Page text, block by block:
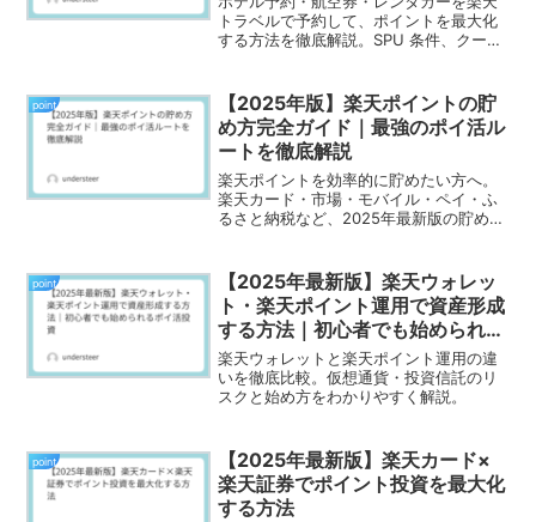
トラベルで予約して、ポイントを最大化
する方法を徹底解説。SPU 条件、クーポ
point
【2025年版】楽天ポイントの貯
め方完全ガイド｜最強のポイ活ル
ートを徹底解説
楽天ポイントを効率的に貯めたい方へ。
楽天カード・市場・モバイル・ペイ・ふ
るさと納税など、2025年最新版の貯め方
point
【2025年最新版】楽天ウォレッ
ト・楽天ポイント運用で資産形成
する方法｜初心者でも始められる
ポイ活投資
楽天ウォレットと楽天ポイント運用の違
いを徹底比較。仮想通貨・投資信託のリ
スクと始め方をわかりやすく解説。
point
【2025年最新版】楽天カード×
楽天証券でポイント投資を最大化
する方法